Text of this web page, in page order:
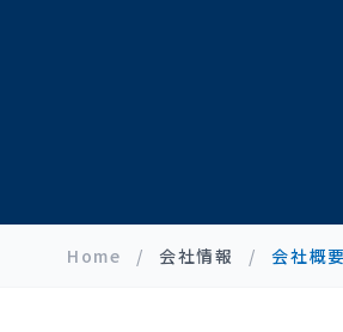
Home / 会社情報 / 会社概要